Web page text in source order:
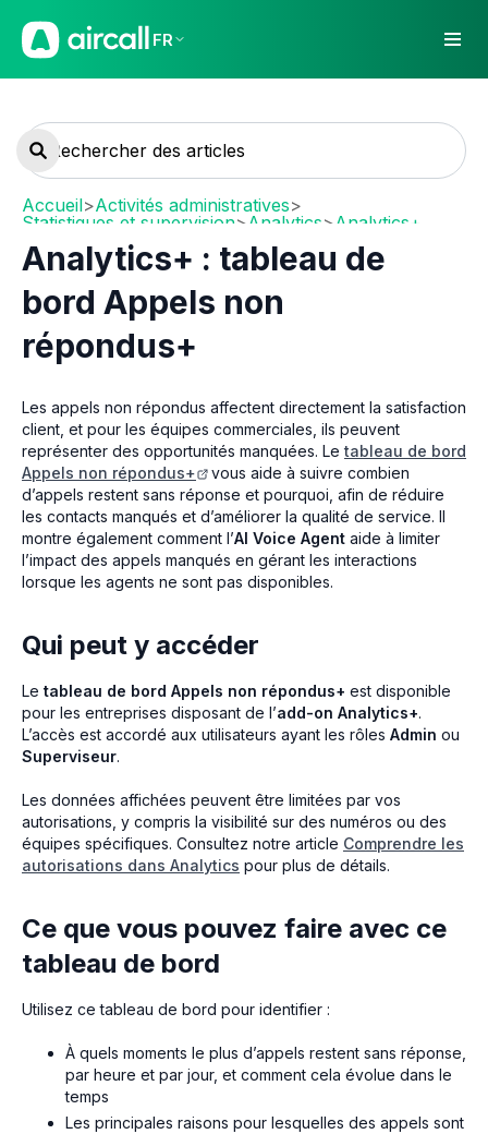
FR
Accueil>Activités administratives>
Statistiques et supervision> Analytics> Analytics+
Analytics+ : tableau de
bord Appels non
répondus+
Les appels non répondus affectent directement la satisfaction
client, et pour les équipes commerciales, ils peuvent
représenter des opportunités manquées. Le tableau de bord
Appels non répondus+
vous aide à suivre combien
d’appels restent sans réponse et pourquoi, afin de réduire
les contacts manqués et d’améliorer la qualité de service. Il
montre également comment l’AI Voice Agent aide à limiter
l’impact des appels manqués en gérant les interactions
lorsque les agents ne sont pas disponibles.
Qui peut y accéder
Le tableau de bord Appels non répondus+ est disponible
pour les entreprises disposant de l’add-on Analytics+.
L’accès est accordé aux utilisateurs ayant les rôles Admin ou
Superviseur.
Les données affichées peuvent être limitées par vos
autorisations, y compris la visibilité sur des numéros ou des
équipes spécifiques. Consultez notre article Comprendre les
autorisations dans Analytics pour plus de détails.
Ce que vous pouvez faire avec ce
tableau de bord
Utilisez ce tableau de bord pour identifier :
À quels moments le plus d’appels restent sans réponse,
par heure et par jour, et comment cela évolue dans le
temps
Les principales raisons pour lesquelles des appels sont